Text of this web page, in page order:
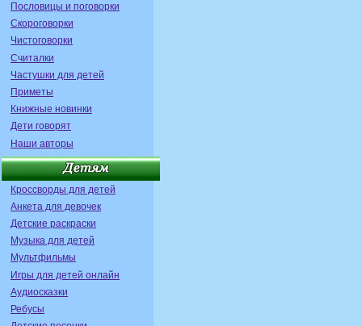
Пословицы и поговорки
Скороговорки
Чистоговорки
Считалки
Частушки для детей
Приметы
Книжные новинки
Дети говорят
Наши авторы
Кроссворды для детей
Анкета для девочек
Детские раскраски
Музыка для детей
Мультфильмы
Игры для детей онлайн
Аудиосказки
Ребусы